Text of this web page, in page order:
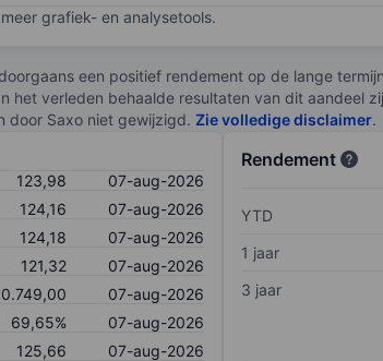
grafiek- en analysetools.
een positief rendement op de lange
het verleden behaalde resultaten van dit aandeel
door Saxo niet gewijzigd. Zie volledige disclaimer.
123,98
07-aug-2026
124,16
07-aug-2026
124,18
07-aug-2026
121,32
07-aug-2026
07-aug-2026
69,65%
07-aug-2026
125,66
07-aug-2026
Rendement
YTD
1 jaar
3 jaar